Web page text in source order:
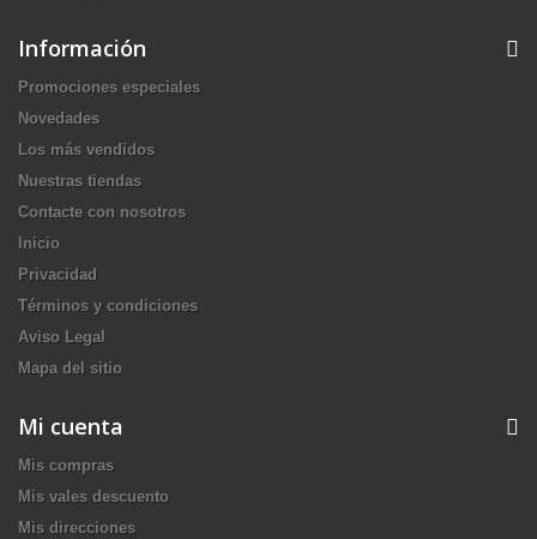
Información
Promociones especiales
Novedades
Los más vendidos
Nuestras tiendas
Contacte con nosotros
Inicio
Privacidad
Términos y condiciones
Aviso Legal
Mapa del sitio
Mi cuenta
Mis compras
Mis vales descuento
Mis direcciones